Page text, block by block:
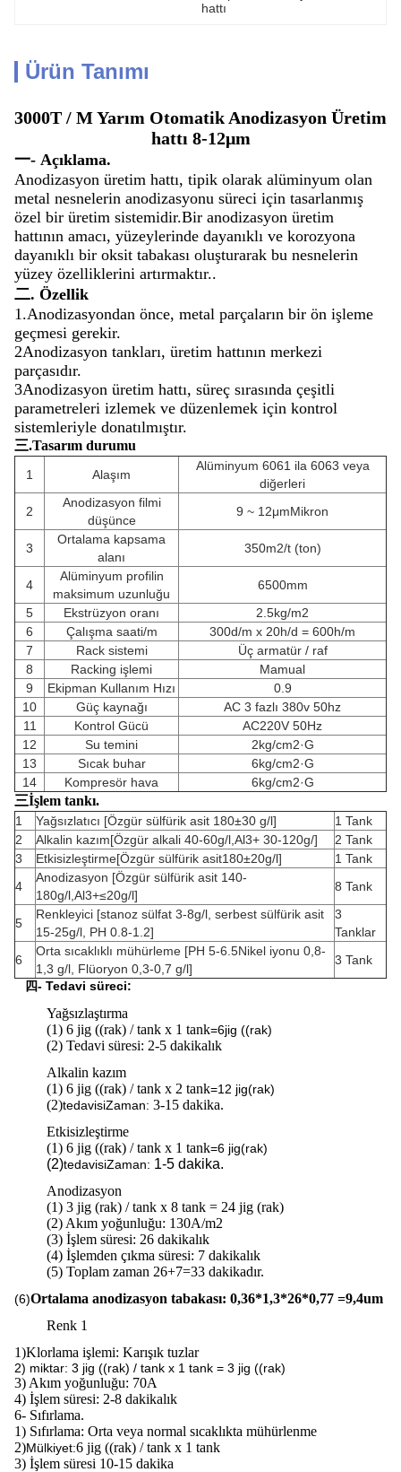
hattı
Ürün Tanımı
3000T / M Yarım Otomatik Anodizasyon Üretim
hattı 8-12μm
一- Açıklama.
Anodizasyon üretim hattı, tipik olarak alüminyum olan
metal nesnelerin anodizasyonu süreci için tasarlanmış
özel bir üretim sistemidir.Bir anodizasyon üretim
hattının amacı, yüzeylerinde dayanıklı ve korozyona
dayanıklı bir oksit tabakası oluşturarak bu nesnelerin
yüzey özelliklerini artırmaktır..
二. Özellik
1.Anodizasyondan önce, metal parçaların bir ön işleme
geçmesi gerekir.
2Anodizasyon tankları, üretim hattının merkezi
parçasıdır.
3Anodizasyon üretim hattı, süreç sırasında çeşitli
parametreleri izlemek ve düzenlemek için kontrol
sistemleriyle donatılmıştır.
三.Tasarım durumu
1 Alaşım
Alüminyum 6061 ila 6063 veya
diğerleri
2
Anodizasyon filmi
düşünce
9 ~ 12μmMikron
3
Ortalama kapsama
alanı
350m2/t (ton)
4
Alüminyum profilin
maksimum uzunluğu
6500mm
5
Ekstrüzyon oranı
2.5kg/m2
6
Çalışma saati/m
300d/m x 20h/d = 600h/m
7
Rack sistemi
Üç armatür / raf
8
Racking işlemi
Mamual
9
Ekipman Kullanım Hızı
0.9
10
Güç kaynağı
AC 3 fazlı 380v 50hz
11
Kontrol Gücü
AC220V 50Hz
12
Su temini
2kg/cm2·G
13
Sıcak buhar
6kg/cm2·G
14
Kompresör hava 6kg/cm2·G
三İşlem tankı.
1 Yağsızlatıcı [Özgür sülfürik asit 180±30 g/l]
1 Tank
2
Alkalin kazım[Özgür alkali 40-60g/l,Al3+ 30-120g/]
2 Tank
3
Etkisizleştirme[Özgür sülfürik asit180±20g/l]
1 Tank
4
Anodizasyon [Özgür sülfürik asit 140-
180g/l,Al3+≤20g/l]
8 Tank
5
Renkleyici [stanoz sülfat 3-8g/l, serbest sülfürik asit
15-25g/l, PH 0.8-1.2]
3
Tanklar
6
Orta sıcaklıklı mühürleme [PH 5-6.5Nikel iyonu 0,8-
1,3 g/l, Flüoryon 0,3-0,7 g/l]
3 Tank
四- Tedavi süreci:
Yağsızlaştırma
(1) 6 jig ((rak) / tank x 1 tank=6jig ((rak)
(2) Tedavi süresi: 2-5 dakikalık
Alkalin kazım
(1) 6 jig ((rak) / tank x 2 tank=12 jig(rak)
(2)tedavisiZaman: 3-15 dakika.
Etkisizleştirme
(1) 6 jig ((rak) / tank x 1 tank=6 jig(rak)
(2)tedavisiZaman: 1-5 dakika.
Anodizasyon
(1) 3 jig (rak) / tank x 8 tank = 24 jig (rak)
(2) Akım yoğunluğu: 130A/m2
(3) İşlem süresi: 26 dakikalık
(4) İşlemden çıkma süresi: 7 dakikalık
(5) Toplam zaman 26+7=33 dakikadır.
(6)Ortalama anodizasyon tabakası: 0,36*1,3*26*0,77 =9,4um
Renk 1
1)Klorlama işlemi: Karışık tuzlar
2) miktar: 3 jig ((rak) / tank x 1 tank = 3 jig ((rak)
3) Akım yoğunluğu: 70A
4) İşlem süresi: 2-8 dakikalık
6- Sıfırlama.
1) Sıfırlama: Orta veya normal sıcaklıkta mühürlenme
2)Mülkiyet:6 jig ((rak) / tank x 1 tank
3) İşlem süresi 10-15 dakika